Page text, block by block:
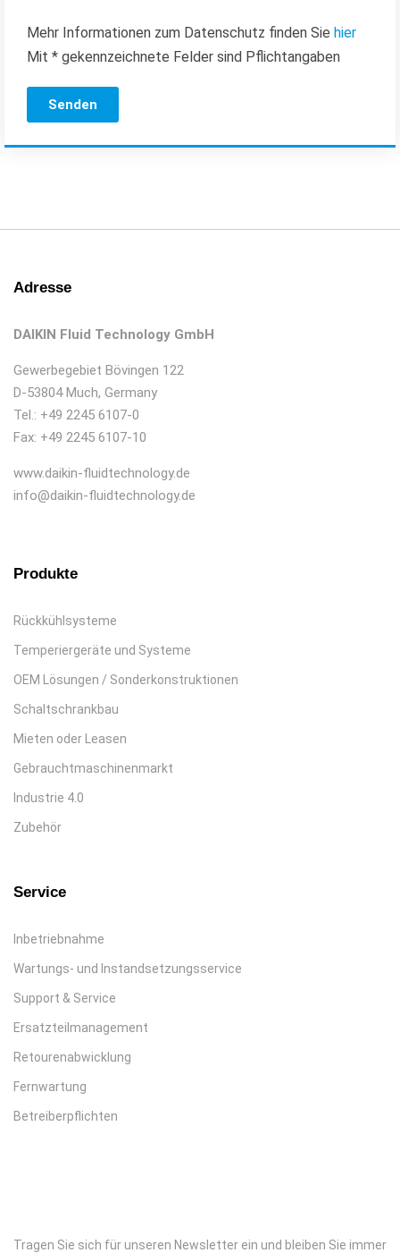
Mehr Informationen zum Datenschutz finden Sie hier
Mit * gekennzeichnete Felder sind Pflichtangaben
Senden
Adresse
DAIKIN Fluid Technology GmbH
Gewerbegebiet Bövingen 122
D-53804 Much, Germany
Tel.: +49 2245 6107-0
Fax: +49 2245 6107-10
www.daikin-fluidtechnology.de
info@daikin-fluidtechnology.de
Produkte
Rückkühlsysteme
Temperiergeräte und Systeme
OEM Lösungen / Sonderkonstruktionen
Schaltschrankbau
Mieten oder Leasen
Gebrauchtmaschinenmarkt
Industrie 4.0
Zubehör
Service
Inbetriebnahme
Wartungs- und Instandsetzungsservice
Support & Service
Ersatzteilmanagement
Retourenabwicklung
Fernwartung
Betreiberpflichten
Tragen Sie sich für unseren Newsletter ein und bleiben Sie immer